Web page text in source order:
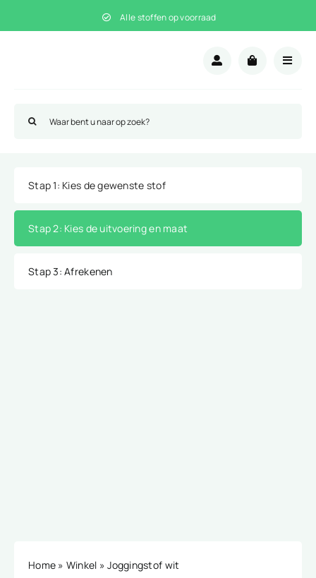
naar
Alle stoffen op voorraad
naar:
Stap 1: Kies de gewenste stof
Stap 2: Kies de uitvoering en maat
Stap 3: Afrekenen
Home » Winkel »Joggingstof wit